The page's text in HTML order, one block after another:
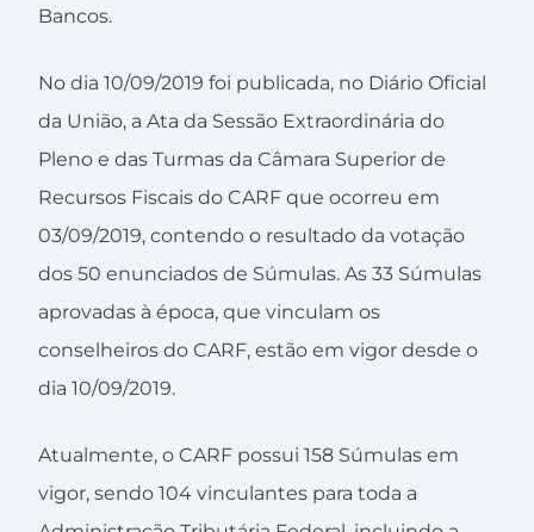
Bancos.
No dia 10/09/2019 foi publicada, no Diário Oficial
da União, a Ata da Sessão Extraordinária do
Pleno e das Turmas da Câmara Superior de
Recursos Fiscais do CARF que ocorreu em
03/09/2019, contendo o resultado da votação
dos 50 enunciados de Súmulas. As 33 Súmulas
aprovadas à época, que vinculam os
conselheiros do CARF, estão em vigor desde o
dia 10/09/2019.
Atualmente, o CARF possui 158 Súmulas em
vigor, sendo 104 vinculantes para toda a